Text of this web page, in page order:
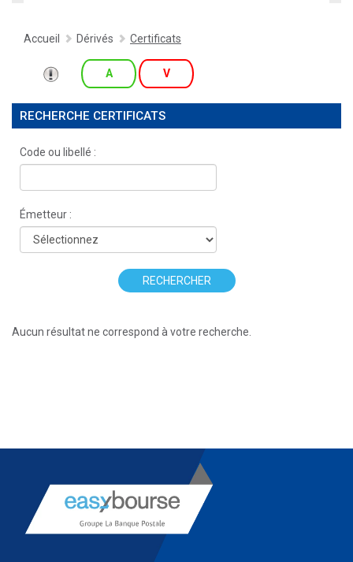
Accueil Dérivés Certificats
A V
RECHERCHE CERTIFICATS
Code ou libellé :
Émetteur :
RECHERCHER
Aucun résultat ne correspond à votre recherche.